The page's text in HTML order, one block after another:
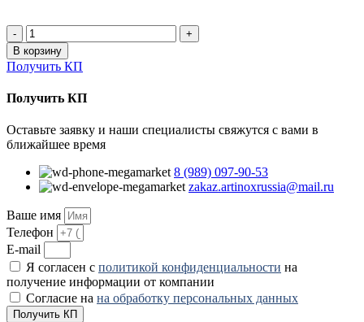
Количество
товара
Шкаф
закрытого
AR-
Нержавеющая
сталь
В корзину
Получить КП
Получить КП
Оставьте заявку и наши специалисты свяжутся с вами в
ближайшее время
8 (989) 097-90-53
zakaz.artinoxrussia@mail.ru
Ваше имя
Телефон
E-mail
Я согласен с политикой конфиденциальности на
получение информации от компании
Согласие на на обработку персональных данных
Получить КП